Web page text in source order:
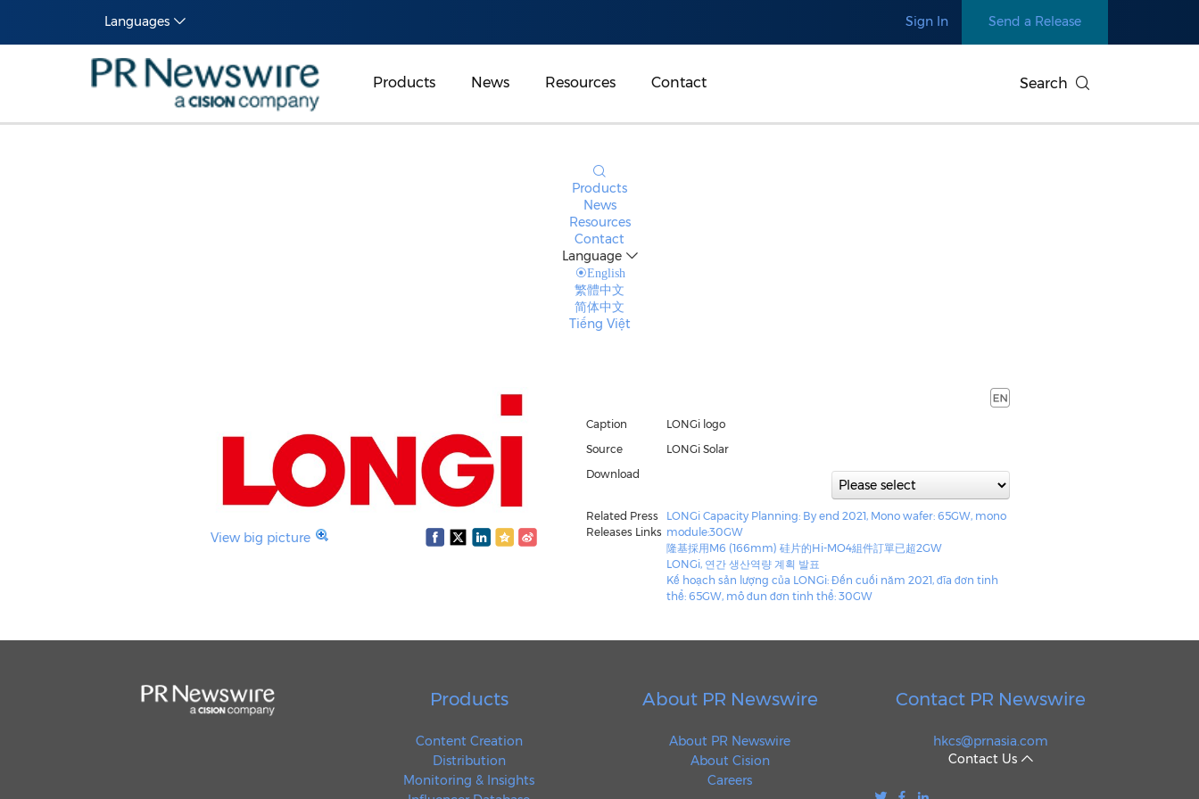
Languages Sign In Send a Release
Products News Resources Contact Search
Products
News
Resources
Contact
Language
English
繁體中文
简体中文
Tiếng Việt
View big picture
Caption
LONGi logo
Source
LONGi Solar
Download
Related Press
Releases Links
LONGi Capacity Planning: By end 2021, Mono wafer: 65GW, mono
module:30GW
隆基採用M6 (166mm) 硅片的Hi-MO4組件訂單已超2GW
LONGi, 연간 생산역량 계획 발표
Kế hoạch sản lượng của LONGi: Đến cuối năm 2021, đĩa đơn tinh
thể: 65GW, mô đun đơn tinh thể: 30GW
Products
Content Creation
Distribution
Monitoring & Insights
About PR Newswire
About PR Newswire
About Cision
Careers
Contact PR Newswire
hkcs@prnasia.com
Contact Us